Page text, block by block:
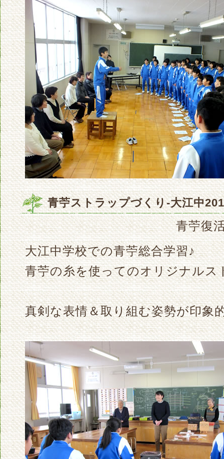
青苧ストラップづくり-大江中
青苧復
大江中学校での青苧総合学習♪
青苧の糸を使ってのオリジナルス
真剣な表情＆取り組む姿勢が印象